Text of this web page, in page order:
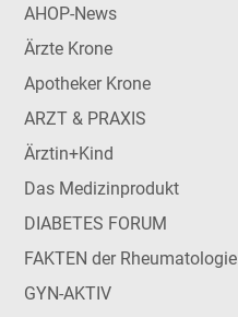
AHOP-News
Ärzte Krone
Apotheker Krone
ARZT & PRAXIS
Ärztin+Kind
Das Medizinprodukt
DIABETES FORUM
FAKTEN der Rheumatologie
GYN-AKTIV